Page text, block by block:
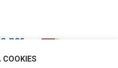
COOKIES